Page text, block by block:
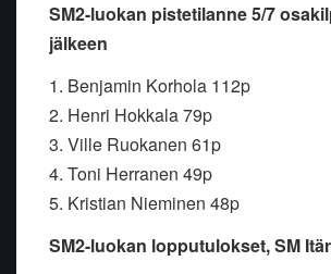
SM2-luokan pistetilanne 5/7
jälkeen
1. Benjamin Korhola 112p
2. Henri Hokkala 79p
3. Ville Ruokanen 61p
4. Toni Herranen 49p
5. Kristian Nieminen 48p
SM2-luokan lopputulokset, SM